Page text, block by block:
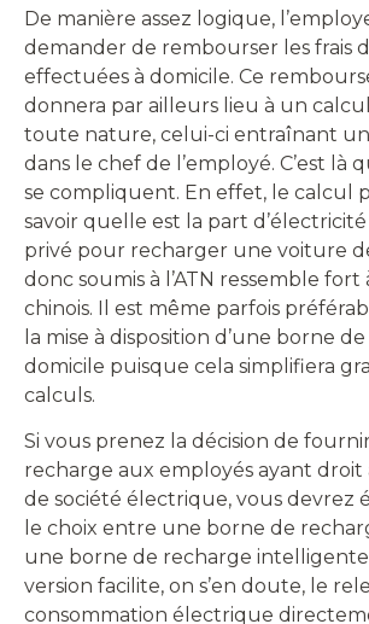
De manière assez logique,
demander de rembourser les frais
effectuées à domicile. Ce
donnera par ailleurs lieu à un
toute nature, celui-ci entraînant
dans le chef de l’employé. C’est là
se compliquent. En effet, le calcul
savoir quelle est la part
privé pour recharger une voiture
donc soumis à l’ATN ressemble
chinois. Il est même parfois
la mise à disposition d’une borne
domicile puisque cela simplifiera
calculs.
Si vous prenez la décision de
recharge aux employés ayant
de société électrique, vous devrez
le choix entre une borne de
une borne de recharge
version facilite, on s’en doute, le
consommation électrique